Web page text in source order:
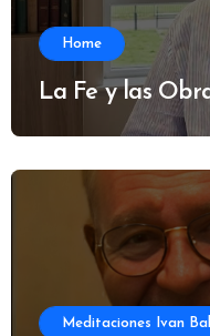
Home
La Fe y las
Meditaciones Ivan